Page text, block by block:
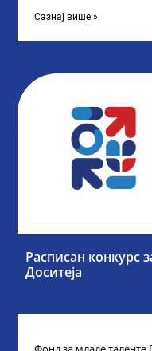
Сазнај више »
Расписан конкурс
Доситеја